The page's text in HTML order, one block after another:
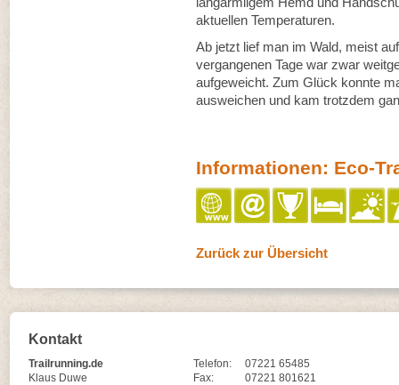
aktuellen Temperaturen.
Ab jetzt lief man im Wald, meist
vergangenen Tage war zwar
aufgeweicht. Zum Glück konnte
ausweichen und kam trotzdem
Informationen: Eco-
Zurück zur Übersicht
Kontakt
Trailrunning.de
Klaus Duwe
Telefon:
07221 65485
Fax:
07221 801621